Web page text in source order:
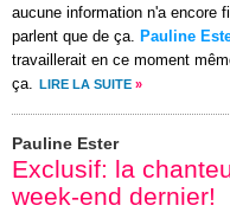
aucune information n'a encore
parlent que de ça. Pauline
travaillerait en ce moment
ça.
LIRE LA SUITE »
Pauline Ester
Exclusif: la
week-end dernier!